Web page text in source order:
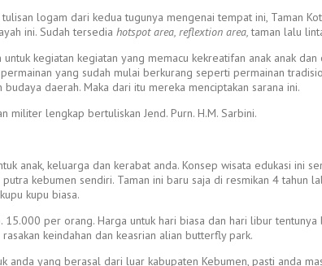
logam dari kedua tugunya mengenai tempat ini, Taman
ini. Sudah tersedia hotspot area, reflextion area,taman lalu
kegiatan kegiatan yang memacu kekreatifan anak anak
yang sudah mulai berkurang seperti permainan
daerah. Maka dari itu mereka menciptakan sarana ini.
militer lengkap bertuliskan Jend. Purn. H.M. Sarbini.
anak, keluarga dan kerabat anda. Konsep wisata edukasi ini
kebumen sendiri. Taman ini baru saja di resmikan 4
kupu biasa.
per orang. Harga untuk hari biasa dan hari libur
keindahan dan keasrian alian butterfly park.
yang berasal dari luar kabupaten Kebumen, pasti anda